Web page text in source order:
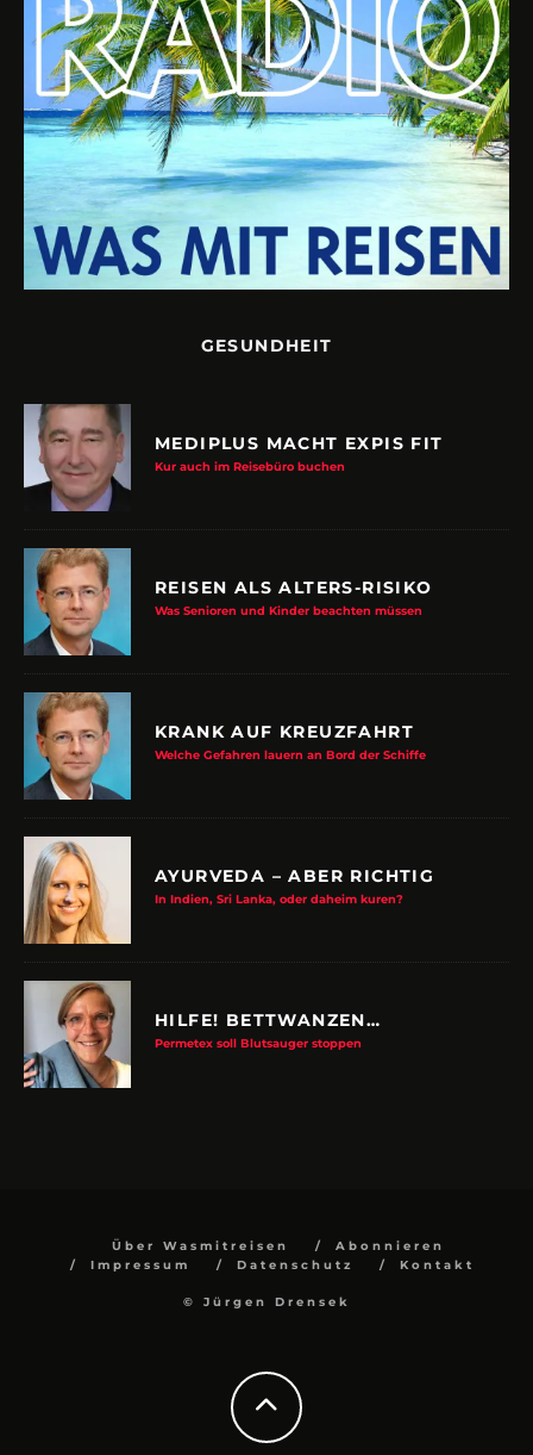
GESUNDHEIT
MEDIPLUS MACHT EXPIS FIT
Kur auch im Reisebüro buchen
REISEN ALS ALTERS-RISIKO
Was Senioren und Kinder beachten müssen
KRANK AUF KREUZFAHRT
Welche Gefahren lauern an Bord der Schiffe
AYURVEDA – ABER RICHTIG
In Indien, Sri Lanka, oder daheim kuren?
HILFE! BETTWANZEN…
Permetex soll Blutsauger stoppen
Über Wasmitreisen
Abonnieren
Impressum
Datenschutz Kontakt
© Jürgen Drensek